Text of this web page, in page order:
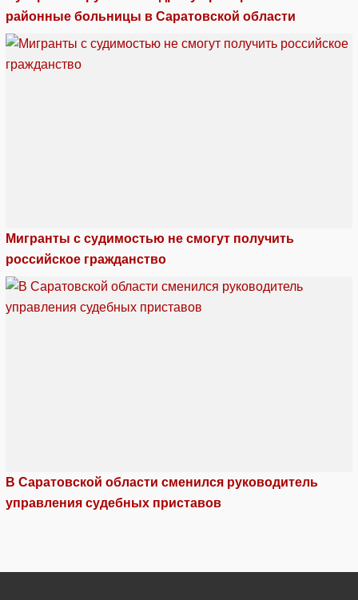
районные больницы в Саратовской области
Мигранты с судимостью не смогут получить
российское гражданство
В Саратовской области сменился руководитель
управления судебных приставов